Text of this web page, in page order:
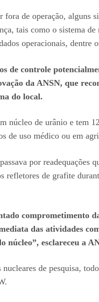
de operação, alguns
tais como o sistema
operacionais, dentre
de controle
da ANSN, que
do local.
núcleo de urânio e tem
de uso médico ou em
por readequações
refletores de grafite
comprometimento
das atividades
núcleo”, esclareceu a
de pesquisa,